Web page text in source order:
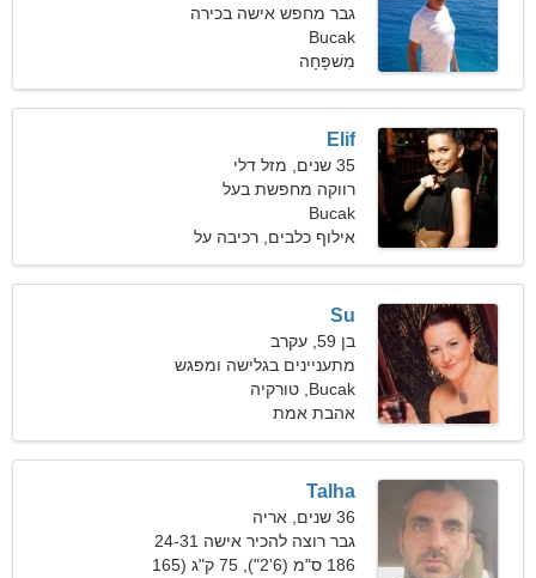
גבר מחפש אישה בכירה
Bucak
מִשׁפָּחָה
Elif
35 שנים, מזל דלי
רווקה מחפשת בעל
Bucak
אילוף כלבים, רכיבה על
סקייטבורד
Su
בן 59, עקרב
מתעניינים בגלישה ומפגש
Bucak, טורקיה
אהבת אמת
Talha
36 שנים, אריה
גבר רוצה להכיר אישה 24-31
186 ס"מ (6'2"), 75 ק"ג (165